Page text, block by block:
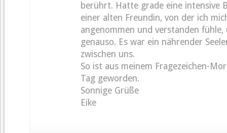
berührt. Hatte grade eine intensive
einer alten Freundin, von der ich
angenommen und verstanden
genauso. Es war ein nährender
zwischen uns.
So ist aus meinem Fragezeichen-
Tag geworden.
Sonnige Grüße
Eike